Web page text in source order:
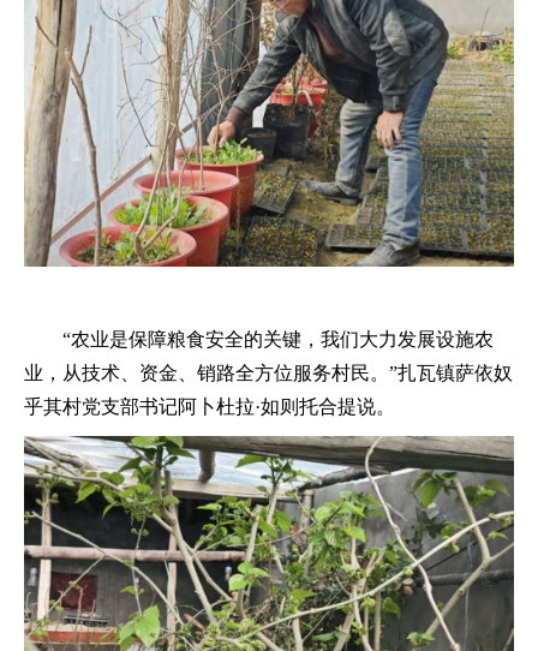
“农业是保障粮食安全的关键，我们大力发展设施农
业，从技术、资金、销路全方位服务村民。”扎瓦镇萨依奴
乎其村党支部书记阿卜杜拉·如则托合提说。